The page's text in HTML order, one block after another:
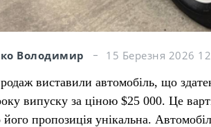
Володимир
15 Березня 2026
виставили автомобіль, що
випуску за ціною $25 000. Це
пропозиція унікальна.